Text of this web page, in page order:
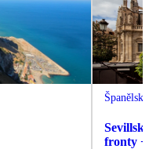
Španělsko
fronty +